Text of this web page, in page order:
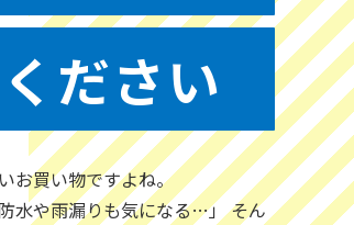
ださい
お買い物ですよね。
水や雨漏りも気になる…」 そん